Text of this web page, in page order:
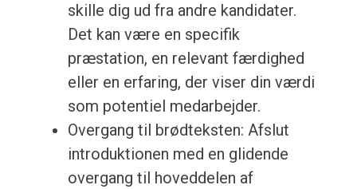
skille dig ud fra andre kandidater.
Det kan være en specifik
præstation, en relevant færdighed
eller en erfaring, der viser din værdi
som potentiel medarbejder.
Overgang til brødteksten: Afslut
introduktionen med en glidende
overgang til hoveddelen af